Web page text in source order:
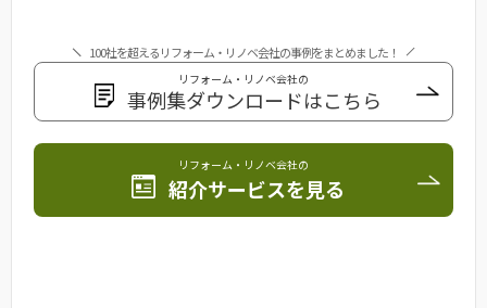
100社を超えるリフォーム・リノベ会社の事例をまとめました！
リフォーム・リノベ会社の
事例集ダウンロードはこちら
リフォーム・リノベ会社の
紹介サービスを見る